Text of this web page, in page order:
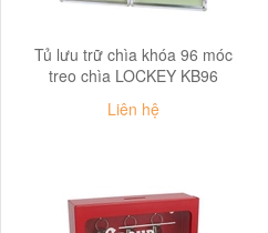
Tủ lưu trữ chìa khóa 96 móc
treo chìa LOCKEY KB96
Liên hệ